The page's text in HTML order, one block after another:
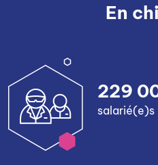
En
229
salarié(e)s